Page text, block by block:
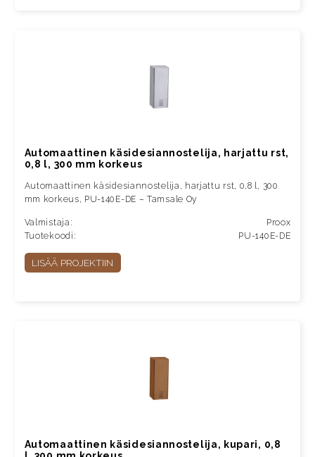
Automaattinen käsidesiannostelija, harjattu rst,
0,8 l, 300 mm korkeus
Automaattinen käsidesiannostelija, harjattu rst, 0,8 l, 300
mm korkeus, PU-140E-DE – Tamsale Oy
Valmistaja:
Proox
Tuotekoodi:
PU-140E-DE
LISÄÄ PROJEKTIIN
Automaattinen käsidesiannostelija, kupari, 0,8